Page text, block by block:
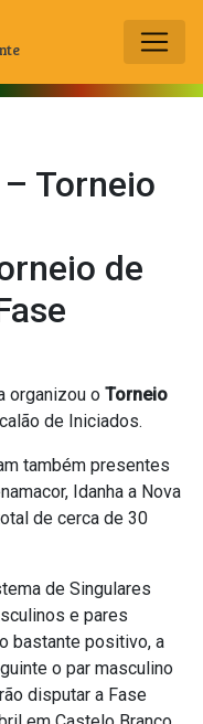
Torneio
de
organizou o Torneio
de Iniciados.
também presentes
Idanha a Nova
de cerca de 30
de Singulares
e pares
bastante positivo, a
o par masculino
disputar a Fase